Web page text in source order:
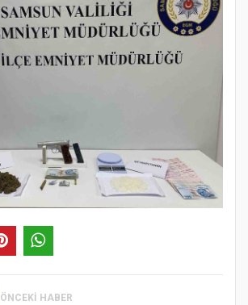
ÖNCEKI HABER